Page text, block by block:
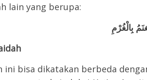
lain yang berupa:
بِالْغُرْمِ
dikatakan berbeda dengan